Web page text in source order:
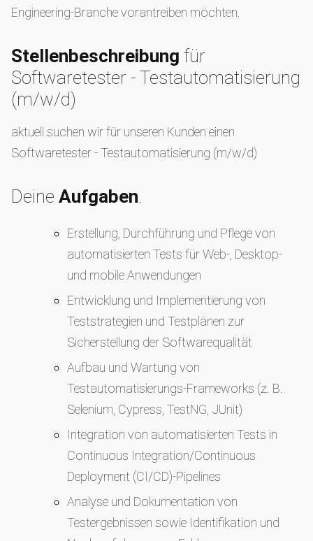
Engineering-Branche vorantreiben möchten.
Stellenbeschreibung für
Softwaretester - Testautomatisierung
(m/w/d)
aktuell suchen wir für unseren Kunden einen
Softwaretester - Testautomatisierung (m/w/d)
Deine Aufgaben.
Erstellung, Durchführung und Pflege von
automatisierten Tests für Web-, Desktop-
und mobile Anwendungen
Entwicklung und Implementierung von
Teststrategien und Testplänen zur
Sicherstellung der Softwarequalität
Aufbau und Wartung von
Testautomatisierungs-Frameworks (z. B.
Selenium, Cypress, TestNG, JUnit)
Integration von automatisierten Tests in
Continuous Integration/Continuous
Deployment (CI/CD)-Pipelines
Analyse und Dokumentation von
Testergebnissen sowie Identifikation und